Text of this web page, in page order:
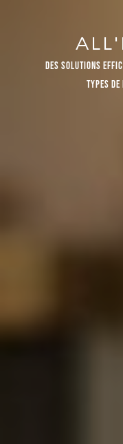
DES SOLUTIONS
TYPES